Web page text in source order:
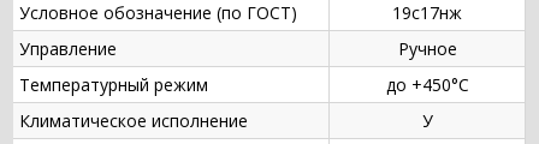
Условное обозначение (по ГОСТ)
19с17нж
Управление
Ручное
Температурный режим
до +450°С
Климатическое исполнение
У